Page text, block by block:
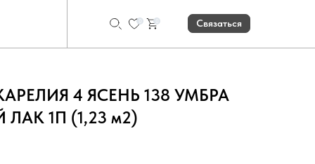
Связаться
4 ЯСЕНЬ 138 УМБРА
1П (1,23 м2)